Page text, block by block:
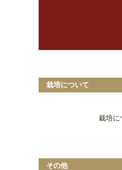
栽培について
栽培に
その他